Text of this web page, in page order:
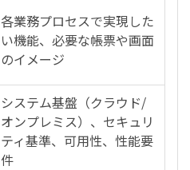
各業務プロセスで実現した
い機能、必要な帳票や画面
のイメージ
システム基盤（クラウド/
オンプレミス）、セキュリ
ティ基準、可用性、性能要
件